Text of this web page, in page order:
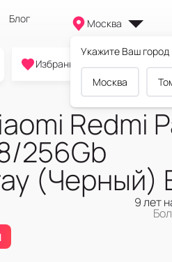
Блог Москва
Укажите Ваш город
Москва
0
Избранное
Redmi
256Gb
(Черный)
9 лет